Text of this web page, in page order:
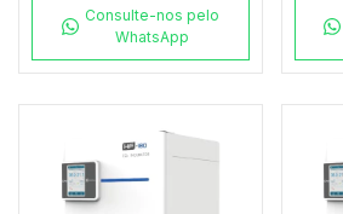
Consulte-nos pelo
WhatsApp